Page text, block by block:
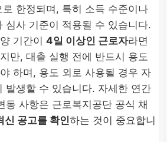
한정되며, 특히 소득 수준이나
심사 기준이 적용될 수 있습니다.
기간이 4일 이상인 근로자라면
만, 대출 실행 전에 반드시 용도
하며, 용도 외로 사용될 경우 자
발생할 수 있습니다. 자세한 연간
동 사항은 근로복지공단 공식 채
신 공고를 확인하는 것이 중요합니